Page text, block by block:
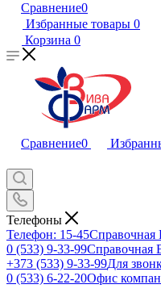
Сравнение0
Избранные товары 0
Корзина 0
Сравнение0
Телефоны
Телефон: 15-45Справочная
0 (533) 9-33-99Справочная
+373 (533) 9-33-99Для
0 (533) 6-22-20Офис